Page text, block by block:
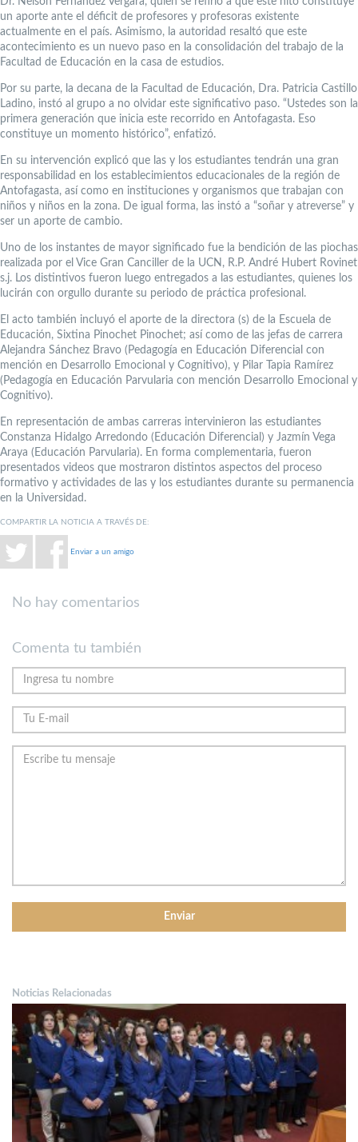
un aporte ante el déficit de profesores y profesoras existente
actualmente en el país. Asimismo, la autoridad resaltó que este
acontecimiento es un nuevo paso en la consolidación del trabajo de la
Facultad de Educación en la casa de estudios.
Por su parte, la decana de la Facultad de Educación, Dra. Patricia Castillo
Ladino, instó al grupo a no olvidar este significativo paso. “Ustedes son la
primera generación que inicia este recorrido en Antofagasta. Eso
constituye un momento histórico”, enfatizó.
En su intervención explicó que las y los estudiantes tendrán una gran
responsabilidad en los establecimientos educacionales de la región de
Antofagasta, así como en instituciones y organismos que trabajan con
niños y niños en la zona. De igual forma, las instó a “soñar y atreverse” y
ser un aporte de cambio.
Uno de los instantes de mayor significado fue la bendición de las piochas
realizada por el Vice Gran Canciller de la UCN, R.P. André Hubert Rovinet
s.j. Los distintivos fueron luego entregados a las estudiantes, quienes los
lucirán con orgullo durante su periodo de práctica profesional.
El acto también incluyó el aporte de la directora (s) de la Escuela de
Educación, Sixtina Pinochet Pinochet; así como de las jefas de carrera
Alejandra Sánchez Bravo (Pedagogía en Educación Diferencial con
mención en Desarrollo Emocional y Cognitivo), y Pilar Tapia Ramírez
(Pedagogía en Educación Parvularia con mención Desarrollo Emocional y
Cognitivo).
En representación de ambas carreras intervinieron las estudiantes
Constanza Hidalgo Arredondo (Educación Diferencial) y Jazmín Vega
Araya (Educación Parvularia). En forma complementaria, fueron
presentados videos que mostraron distintos aspectos del proceso
formativo y actividades de las y los estudiantes durante su permanencia
en la Universidad.
COMPARTIR LA NOTICIA A TRAVÉS DE:
Enviar a un amigo
No hay comentarios
Comenta tu también
Noticias Relacionadas